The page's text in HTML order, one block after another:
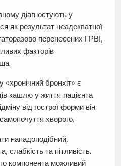
діагностують у
як результат неадекватної
перенесених ГРВІ,
факторів
«хронічний бронхіт» є
кашлю у життя пацієнта
від гострої форми він
хворого.
нападоподібний,
слабкість та пітливість.
компонента можливий